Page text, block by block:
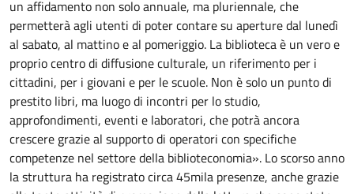
un affidamento non solo annuale, ma pluriennale, che
permetterà agli utenti di poter contare su aperture dal lunedì
al sabato, al mattino e al pomeriggio. La biblioteca è un vero e
proprio centro di diffusione culturale, un riferimento per i
cittadini, per i giovani e per le scuole. Non è solo un punto di
prestito libri, ma luogo di incontri per lo studio,
approfondimenti, eventi e laboratori, che potrà ancora
crescere grazie al supporto di operatori con specifiche
competenze nel settore della biblioteconomia». Lo scorso anno
la struttura ha registrato circa 45mila presenze, anche grazie